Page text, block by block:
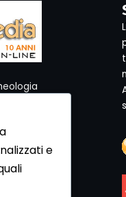
utilizzare i
S.c. e